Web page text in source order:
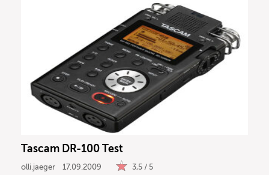
Tascam DR-100 Test
olli.jaeger 17.09.2009 3,5 / 5